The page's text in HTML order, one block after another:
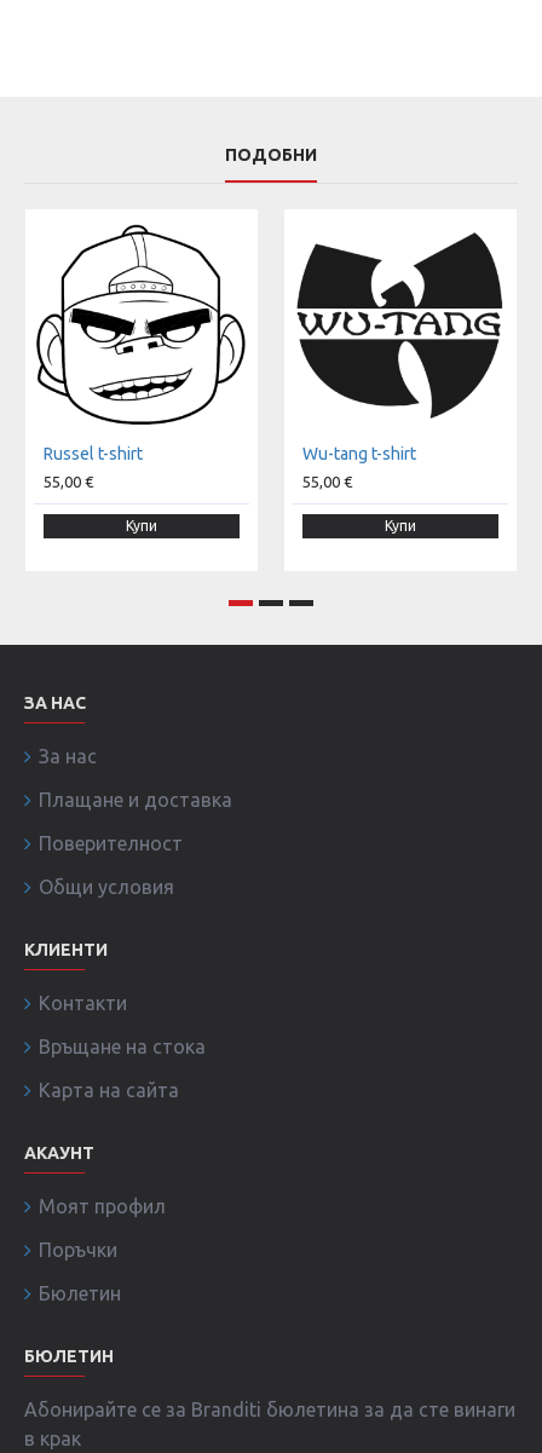
ПОДОБНИ
Russel t-shirt
55,00 €
Купи
Wu-tang t-shirt
55,00 €
Купи
ЗА НАС
За нас
Плащане и доставка
Поверителност
Общи условия
КЛИЕНТИ
Контакти
Връщане на стока
Карта на сайта
АКАУНТ
Моят профил
Поръчки
Бюлетин
БЮЛЕТИН
Абонирайте се за Branditi бюлетина за да сте винаги
в крак